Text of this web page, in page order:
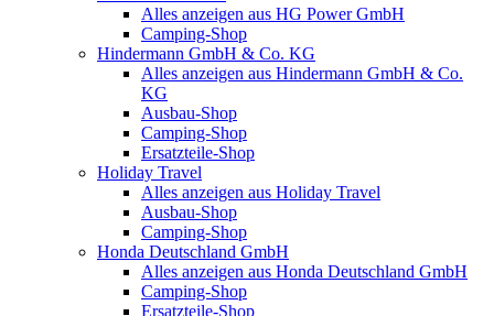
Alles anzeigen aus HG Power GmbH
Camping-Shop
Hindermann GmbH & Co. KG
Alles anzeigen aus Hindermann GmbH & Co.
KG
Ausbau-Shop
Camping-Shop
Ersatzteile-Shop
Holiday Travel
Alles anzeigen aus Holiday Travel
Ausbau-Shop
Camping-Shop
Honda Deutschland GmbH
Alles anzeigen aus Honda Deutschland GmbH
Camping-Shop
Ersatzteile-Shop